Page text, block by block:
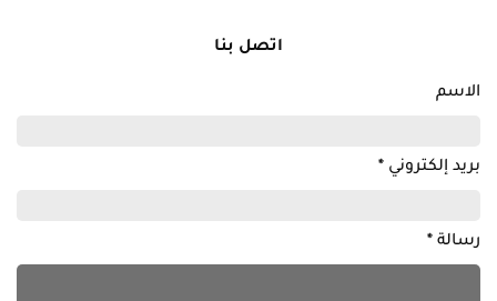
اتصل بنا
الاسم
بريد إلكتروني *
رسالة *